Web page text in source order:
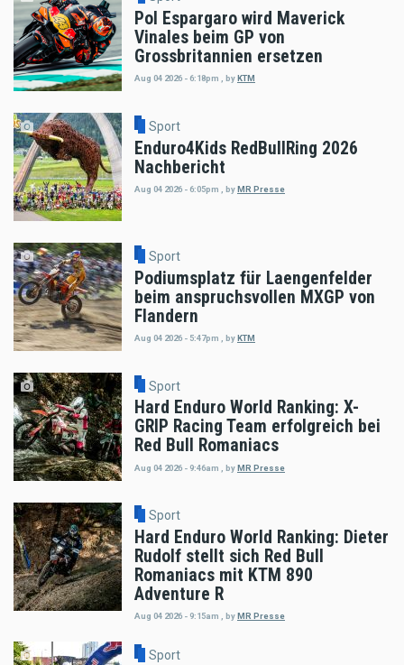
Pol Espargaro wird Maverick
Vinales beim GP von
Grossbritannien ersetzen
Aug 04 2026 - 6:18pm , byKTM
Sport
Enduro4Kids RedBullRing 2026
Nachbericht
Aug 04 2026 - 6:05pm byMR Presse
Sport
Podiumsplatz für Laengenfelder
beim anspruchsvollen MXGP von
Flandern
Aug 04 2026 - 5:47pm byKTM
Sport
Hard Enduro World Ranking: X-
GRIP Racing Team erfolgreich bei
Red Bull Romaniacs
Aug 04 2026 - 9:46am byMR Presse
Sport
Hard Enduro World Ranking: Dieter
Rudolf stellt sich Red Bull
Romaniacs mit KTM 890
Adventure R
Aug 04 2026 - 9:15am , by MR Presse
Sport